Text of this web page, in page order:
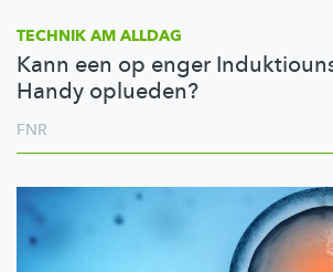
TECHNIK AM ALLDAG
Kann een op enger
Handy oplueden?
FNR